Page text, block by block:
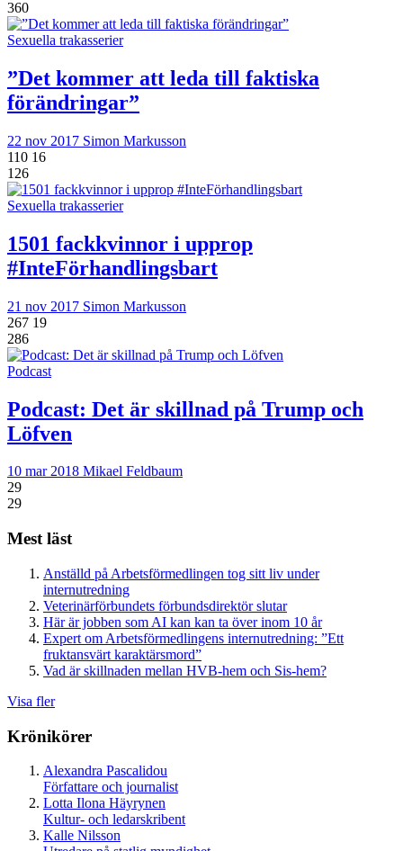
360
Sexuella trakasserier
”Det kommer att leda till faktiska
förändringar”
22 nov 2017 Simon Markusson
110 16
126
Sexuella trakasserier
1501 fackkvinnor i upprop
#InteFörhandlingsbart
21 nov 2017 Simon Markusson
267 19
286
Podcast
Podcast: Det är skillnad på Trump och
Löfven
10 mar 2018 Mikael Feldbaum
29
29
Mest läst
Anställd på Arbetsförmedlingen tog sitt liv under
internutredning
Veterinärförbundets förbundsdirektör slutar
Här är jobben som AI kan kan ta över inom 10 år
Expert om Arbetsförmedlingens internutredning: ”Ett
fruktansvärt karaktärsmord”
Vad är skillnaden mellan HVB-hem och Sis-hem?
Visa fler
Krönikörer
Alexandra Pascalidou
Författare och journalist
Lotta Ilona Häyrynen
Kultur- och ledarskribent
Kalle Nilsson